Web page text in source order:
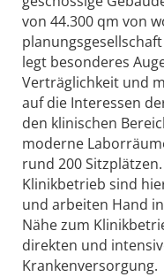
von 44.300 qm von
legt besonderes
Verträglichkeit und
auf die Interessen
den klinischen
moderne
rund 200
Klinikbetrieb sind
und arbeiten Hand
Nähe zum
direkten und
Krankenversorgung.